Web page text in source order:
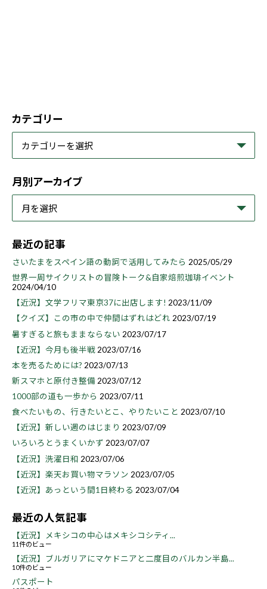
カテゴリー
月別アーカイブ
最近の記事
さいたまをスペイン語の動詞で活用してみたら 2025/05/29
世界一周サイクリストの冒険トーク&自家焙煎珈琲イベント
2024/04/10
【近況】文学フリマ東京37に出店します! 2023/11/09
【クイズ】この市の中で仲間はずれはどれ 2023/07/19
暑すぎると旅もままならない 2023/07/17
【近況】今月も後半戦 2023/07/16
本を売るためには? 2023/07/13
新スマホと原付き整備 2023/07/12
1000部の道も一歩から 2023/07/11
食べたいもの、行きたいとこ、やりたいこと 2023/07/10
【近況】新しい週のはじまり 2023/07/09
いろいろとうまくいかず 2023/07/07
【近況】洗濯日和 2023/07/06
【近況】楽天お買い物マラソン 2023/07/05
【近況】あっという間1日終わる 2023/07/04
最近の人気記事
【近況】メキシコの中心はメキシコシティ...
11件のビュー
【近況】ブルガリアにマケドニアと二度目のバルカン半島...
10件のビュー
パスポート